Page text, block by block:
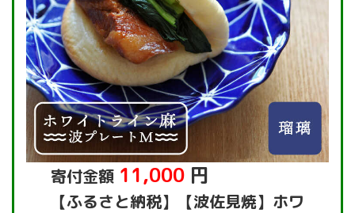
寄付金額 11,000円
【ふるさと納税】【波佐見焼】ホワ